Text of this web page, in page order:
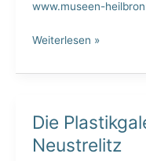
www.museen-
Weiterlesen »
Die
Neustrelitz
Die
Plastikgalerie
Schlosskirche